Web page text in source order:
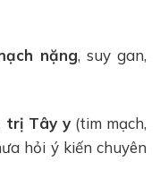
nặng, suy gan,
trị Tây y(tim mạch,
hỏi ý kiến chuyên